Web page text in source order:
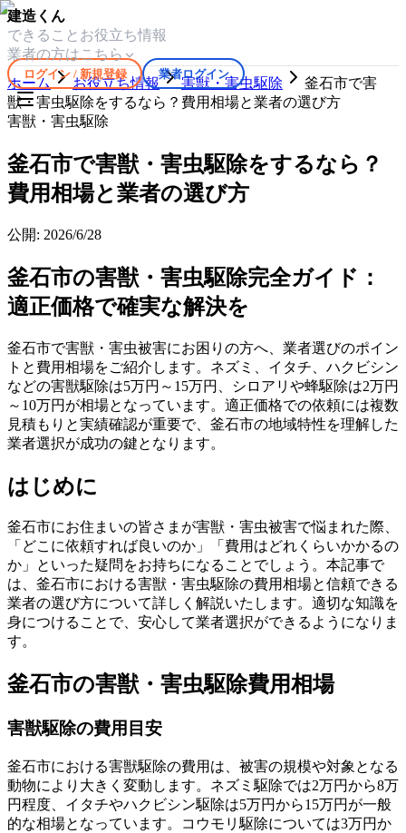
建造くん
できること お役立ち情報
業者の方はこちら
ログイン / 新規登録 業者ログイン
ホーム お役立ち情報 害獣・害虫駆除
釜石市で害
獣・害虫駆除をするなら？費用相場と業者の選び方
害獣・害虫駆除
釜石市で害獣・害虫駆除をするなら？
費用相場と業者の選び方
公開: 2026/6/28
釜石市の害獣・害虫駆除完全ガイド：
適正価格で確実な解決を
釜石市で害獣・害虫被害にお困りの方へ、業者選びのポイン
トと費用相場をご紹介します。ネズミ、イタチ、ハクビシン
などの害獣駆除は5万円～15万円、シロアリや蜂駆除は2万円
～10万円が相場となっています。適正価格での依頼には複数
見積もりと実績確認が重要で、釜石市の地域特性を理解した
業者選択が成功の鍵となります。
はじめに
釜石市にお住まいの皆さまが害獣・害虫被害で悩まれた際、
「どこに依頼すれば良いのか」「費用はどれくらいかかるの
か」といった疑問をお持ちになることでしょう。本記事で
は、釜石市における害獣・害虫駆除の費用相場と信頼できる
業者の選び方について詳しく解説いたします。適切な知識を
身につけることで、安心して業者選択ができるようになりま
す。
釜石市の害獣・害虫駆除費用相場
害獣駆除の費用目安
釜石市における害獣駆除の費用は、被害の規模や対象となる
動物により大きく変動します。ネズミ駆除では2万円から8万
円程度、イタチやハクビシン駆除は5万円から15万円が一般
的な相場となっています。コウモリ駆除については3万円か